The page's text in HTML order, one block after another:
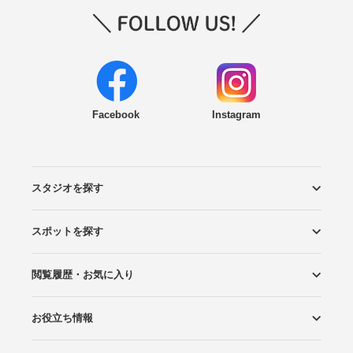
Facebook Instagram
スタジオを探す
エリアから探す
こだわりから探す
NEW PHOTO STYLE
プランから探す
フォトタイプ診断
フォトグラファーから探す
国内リゾートから探す
スポットを探す
ロケーションから探す
スタジオから探す
閲覧履歴・お気に入り
閲覧スタジオ
お気に入り
お役立ち情報